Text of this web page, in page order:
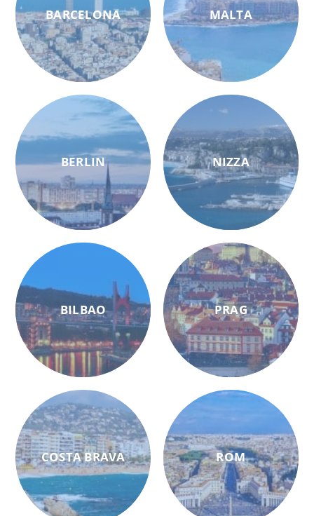
BARCELONA
BERLIN
BILBAO
COSTA BRAVA
MALTA
NIZZA
PRAG
ROM